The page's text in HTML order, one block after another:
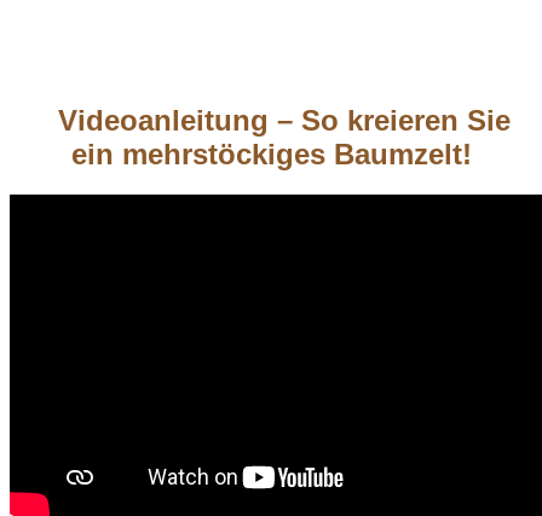
Videoanleitung – So kreieren Sie
ein mehrstöckiges Baumzelt!